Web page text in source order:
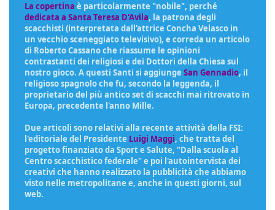
La copertina è particolarmente "nobile", perché
dedicata a Santa Teresa D'Avila, la patrona degli
scacchisti (interpretata dall'attrice Concha Velasco in
un vecchio sceneggiato televisivo), e correda un articolo
di Roberto Cassano che riassume le opinioni
contrastanti dei religiosi e dei Dottori della Chiesa sul
nostro gioco. A questi Santi si aggiunge San Gennadio, il
religioso spagnolo che fu, secondo la leggenda, il
proprietario del più antico set di scacchi mai ritrovato in
Europa, precedente l'anno Mille.
Due articoli sono relativi alla recente attività della FSI:
l'editoriale del Presidente Luigi Maggi, che tratta del
progetto finanziato da Sport e Salute, "Dalla scuola al
Centro scacchistico federale" e poi l'autointervista dei
creativi che hanno realizzato la pubblicità che abbiamo
visto nelle metropolitane e, anche in questi giorni, sul
web.